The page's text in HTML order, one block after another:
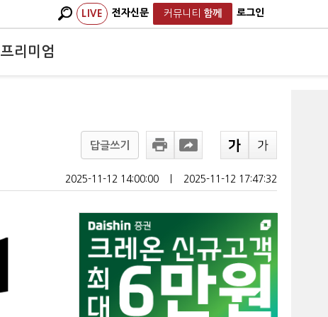
LIVE 전자신문 커뮤니티 함께 로그인
프리미엄
답글쓰기
2025-11-12 14:00:00 2025-11-12 17:47:32